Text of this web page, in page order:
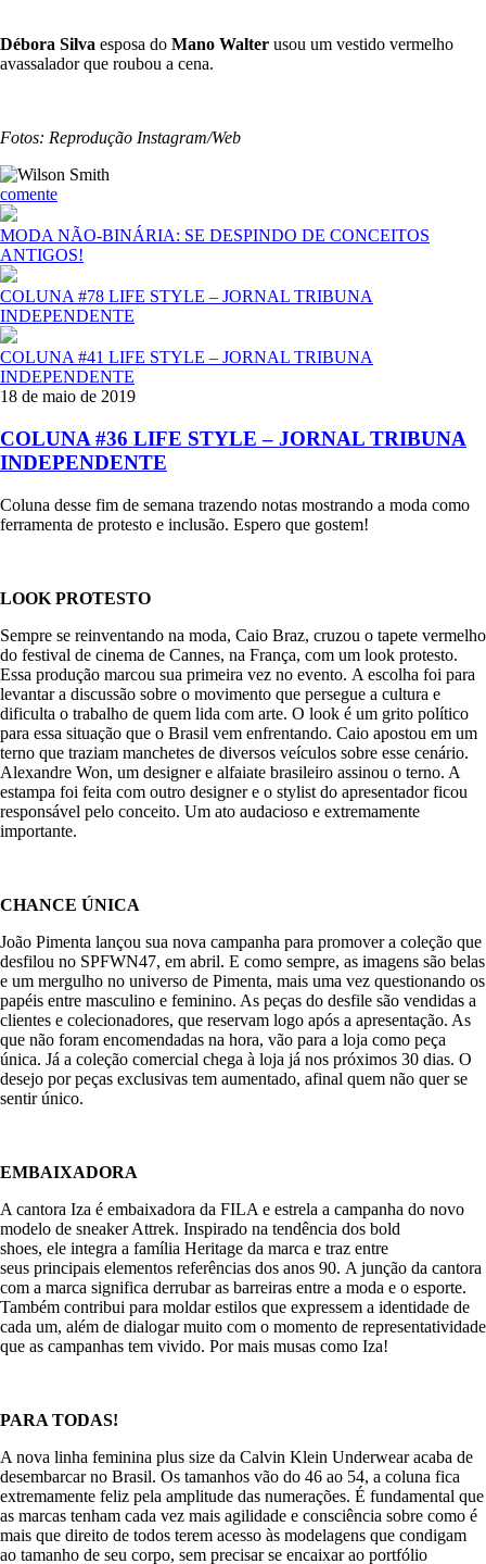
Débora Silva esposa do Mano Walter usou um vestido vermelho
avassalador que roubou a cena.
Fotos: Reprodução Instagram/Web
comente
MODA NÃO-BINÁRIA: SE DESPINDO DE CONCEITOS
ANTIGOS!
COLUNA #78 LIFE STYLE – JORNAL TRIBUNA
INDEPENDENTE
COLUNA #41 LIFE STYLE – JORNAL TRIBUNA
INDEPENDENTE
18 de maio de 2019
COLUNA #36 LIFE STYLE – JORNAL TRIBUNA
INDEPENDENTE
Coluna desse fim de semana trazendo notas mostrando a moda como
ferramenta de protesto e inclusão. Espero que gostem!
LOOK PROTESTO
Sempre se reinventando na moda, Caio Braz, cruzou o tapete vermelho
do festival de cinema de Cannes, na França, com um look protesto.
Essa produção marcou sua primeira vez no evento. A escolha foi para
levantar a discussão sobre o movimento que persegue a cultura e
dificulta o trabalho de quem lida com arte. O look é um grito político
para essa situação que o Brasil vem enfrentando. Caio apostou em um
terno que traziam manchetes de diversos veículos sobre esse cenário.
Alexandre Won, um designer e alfaiate brasileiro assinou o terno. A
estampa foi feita com outro designer e o stylist do apresentador ficou
responsável pelo conceito. Um ato audacioso e extremamente
importante.
CHANCE ÚNICA
João Pimenta lançou sua nova campanha para promover a coleção que
desfilou no SPFWN47, em abril. E como sempre, as imagens são belas
e um mergulho no universo de Pimenta, mais uma vez questionando os
papéis entre masculino e feminino. As peças do desfile são vendidas a
clientes e colecionadores, que reservam logo após a apresentação. As
que não foram encomendadas na hora, vão para a loja como peça
única. Já a coleção comercial chega à loja já nos próximos 30 dias. O
desejo por peças exclusivas tem aumentado, afinal quem não quer se
sentir único.
EMBAIXADORA
A cantora Iza é embaixadora da FILA e estrela a campanha do novo
modelo de sneaker Attrek. Inspirado na tendência dos bold
shoes, ele integra a família Heritage da marca e traz entre
seus principais elementos referências dos anos 90. A junção da cantora
com a marca significa derrubar as barreiras entre a moda e o esporte.
Também contribui para moldar estilos que expressem a identidade de
cada um, além de dialogar muito com o momento de representatividade
que as campanhas tem vivido. Por mais musas como Iza!
PARA TODAS!
A nova linha feminina plus size da Calvin Klein Underwear acaba de
desembarcar no Brasil. Os tamanhos vão do 46 ao 54, a coluna fica
extremamente feliz pela amplitude das numerações. É fundamental que
as marcas tenham cada vez mais agilidade e consciência sobre como é
mais que direito de todos terem acesso às modelagens que condigam
ao tamanho de seu corpo, sem precisar se encaixar ao portfólio